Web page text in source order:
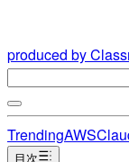
produced by
TrendingAWS
目次